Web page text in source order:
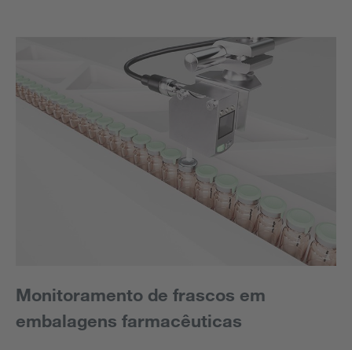
Monitoramento de frascos em
embalagens farmacêuticas